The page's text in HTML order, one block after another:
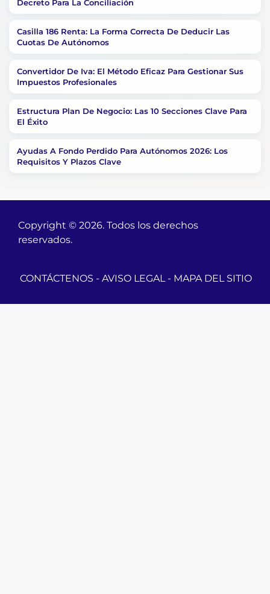
Decreto Para La Conciliación
Casilla 186 Renta: La Forma Correcta De Deducir Las
Cuotas De Autónomos
Convertidor De Iva: El Método Eficaz Para Gestionar Sus
Impuestos Profesionales
Estructura Plan De Negocio: Las 10 Secciones Clave Para
El Éxito
Ayudas A Fondo Perdido Para Autónomos 2026: Los
Requisitos Y Plazos Clave
Copyright © 2026. Todos los derechos
reservados.
CONTÁCTENOS - AVISO LEGAL- MAPA DEL SITIO